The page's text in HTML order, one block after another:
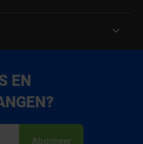
EN
Abonneer